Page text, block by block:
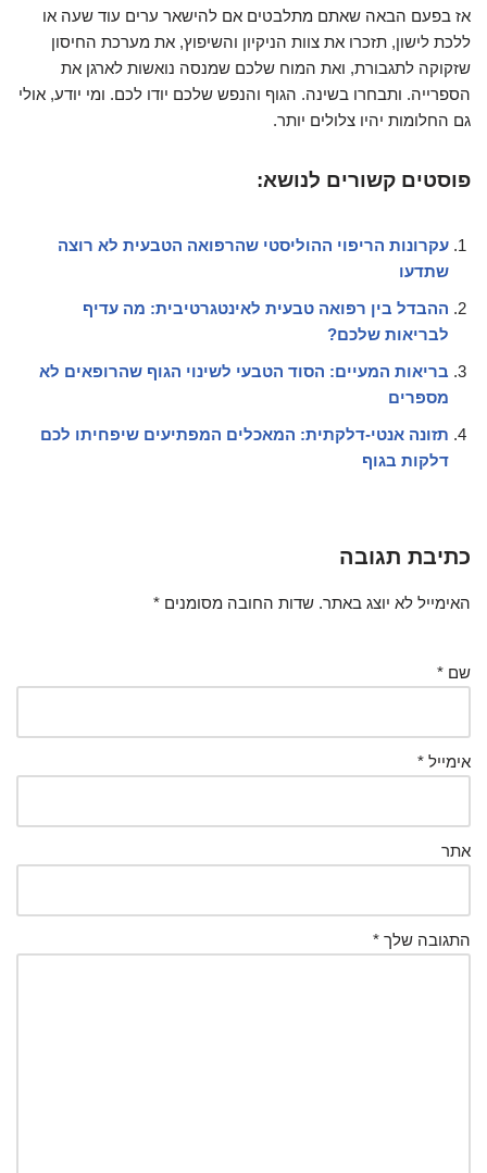
אז בפעם הבאה שאתם מתלבטים אם להישאר ערים עוד שעה או
ללכת לישון, תזכרו את צוות הניקיון והשיפוץ, את מערכת החיסון
שזקוקה לתגבורת, ואת המוח שלכם שמנסה נואשות לארגן את
הספרייה. ותבחרו בשינה. הגוף והנפש שלכם יודו לכם. ומי יודע, אולי
גם החלומות יהיו צלולים יותר.
פוסטים קשורים לנושא:
עקרונות הריפוי ההוליסטי שהרפואה הטבעית לא רוצה
שתדעו
ההבדל בין רפואה טבעית לאינטגרטיבית: מה עדיף
לבריאות שלכם?
בריאות המעיים: הסוד הטבעי לשינוי הגוף שהרופאים לא
מספרים
תזונה אנטי-דלקתית: המאכלים המפתיעים שיפחיתו לכם
דלקות בגוף
כתיבת תגובה
האימייל לא יוצג באתר. שדות החובה מסומנים *
שם *
אימייל *
אתר
התגובה שלך *